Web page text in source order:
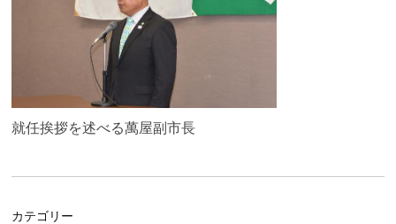
就任挨拶を述べる萬屋副市長
カテゴリー